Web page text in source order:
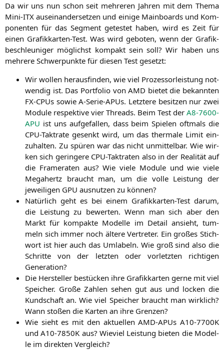
Da wir uns nun schon seit meh­re­ren Jah­ren mit dem The­ma
Mini-ITX aus­ein­an­der­set­zen und eini­ge Main­boards und Kom­
po­nen­ten für das Seg­ment getes­tet haben, wird es Zeit für
einen Gra­fik­kar­ten-Test. Was wird gebo­ten, wenn der Gra­fik­
be­schleu­ni­ger mög­lichst kom­pakt sein soll? Wir haben uns
meh­re­re Schwer­punk­te für die­sen Test gesetzt:
Wir wol­len her­aus­fin­den, wie viel Pro­zes­sor­leis­tung not­
wen­dig ist. Das Port­fo­lio vonAMD bie­tet die bekann­ten
FX-CPUs sowie A‑Se­rie-APUs. Letz­te­re besit­zen nur zwei
Modu­le respek­ti­ve vier Threads. Beim Test der A8-7600-
APU ist uns auf­ge­fal­len, dass beim Spie­len oft­mals die
CPU-Takt­ra­te gesenkt wird, um das ther­ma­le Limit ein­
zu­hal­ten. Zu spü­ren war das nicht unmit­tel­bar. Wie wir­
ken sich gerin­ge­re CPU-Takt­ra­ten also in der Rea­li­tät auf
die Frame­ra­ten aus? Wie vie­le Modu­le und wie vie­le
Mega­hertz braucht man, um die vol­le Leis­tung der
jewei­li­gen GPU aus­nut­zen zu können?
Natür­lich geht es bei einem Gra­fik­kar­ten-Test dar­um,
die Leis­tung zu bewer­ten. Wenn man sich aber den
Markt für kom­pak­te Model­le im Detail ansieht, tum­
meln sich immer noch älte­re Ver­tre­ter. Ein gro­ßes Stich­
wort ist hier auch das Umla­beln. Wie groß sind also die
Schrit­te von der letz­ten oder vor­letz­ten rich­ti­gen
Generation?
Die Her­stel­ler bestü­cken ihre Gra­fik­kar­ten ger­ne mit viel
Spei­cher. Gro­ße Zah­len sehen gut aus und locken die
Kund­schaft an. Wie viel Spei­cher braucht man wirk­lich?
Wann sto­ßen die Kar­ten an ihre Grenzen?
Wie sieht es mit den aktu­el­len AMD-APUs A10-7700K
undA10-7850K aus? Wie­viel Leis­tung bie­ten die Model­
le im direk­ten Vergleich?